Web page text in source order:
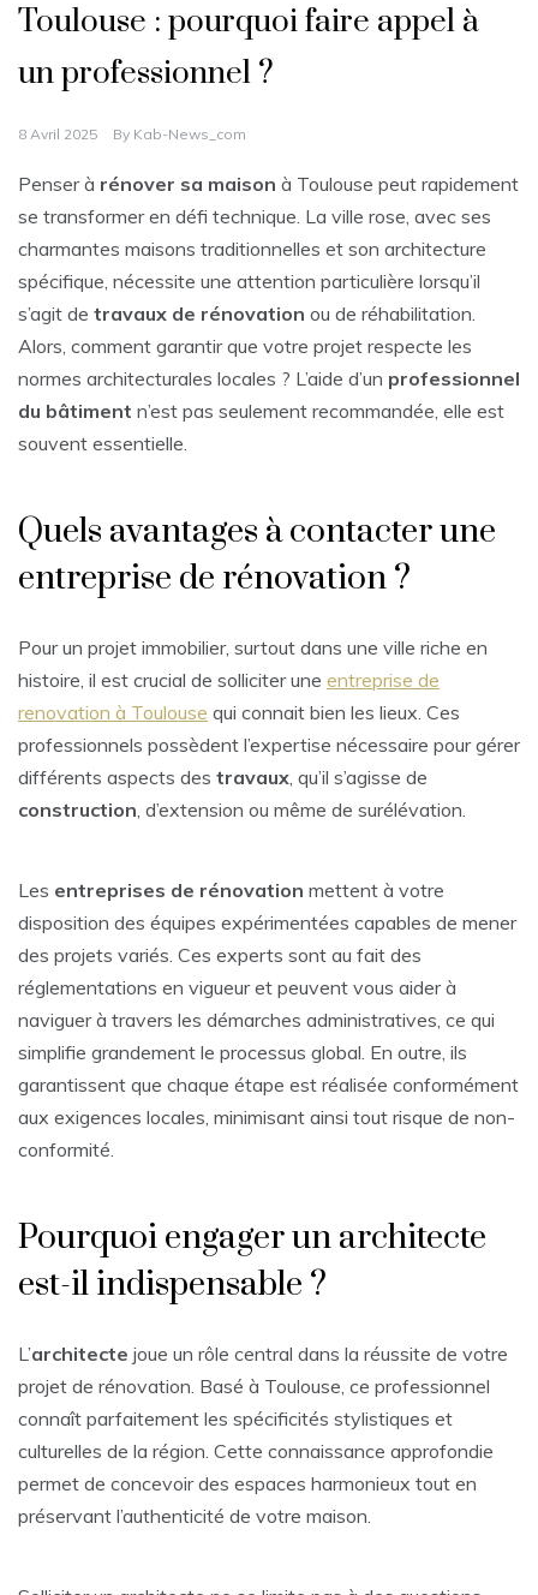
Toulouse : pourquoi faire appel à
un professionnel ?
8 Avril 2025 By Kab-News_com
Penser à rénover sa maison à Toulouse peut rapidement
se transformer en défi technique. La ville rose, avec ses
charmantes maisons traditionnelles et son architecture
spécifique, nécessite une attention particulière lorsqu’il
s’agit de travaux de rénovation ou de réhabilitation.
Alors, comment garantir que votre projet respecte les
normes architecturales locales ? L’aide d’un professionnel
du bâtiment n’est pas seulement recommandée, elle est
souvent essentielle.
Quels avantages à contacter une
entreprise de rénovation ?
Pour un projet immobilier, surtout dans une ville riche en
histoire, il est crucial de solliciter une entreprise de
renovation à Toulouse qui connait bien les lieux. Ces
professionnels possèdent l’expertise nécessaire pour gérer
différents aspects des travaux , qu’il s’agisse de
construction , d’extension ou même de surélévation.
Les entreprises de rénovation mettent à votre
disposition des équipes expérimentées capables de mener
des projets variés. Ces experts sont au fait des
réglementations en vigueur et peuvent vous aider à
naviguer à travers les démarches administratives, ce qui
simplifie grandement le processus global. En outre, ils
garantissent que chaque étape est réalisée conformément
aux exigences locales, minimisant ainsi tout risque de non-
conformité.
Pourquoi engager un architecte
est-il indispensable ?
L’architecte joue un rôle central dans la réussite de votre
projet de rénovation. Basé à Toulouse, ce professionnel
connaît parfaitement les spécificités stylistiques et
culturelles de la région. Cette connaissance approfondie
permet de concevoir des espaces harmonieux tout en
préservant l’authenticité de votre maison.